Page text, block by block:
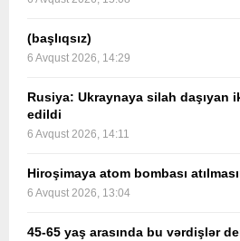
(başlıqsız)
6 Avqust 2026, 14:29
Rusiya: Ukraynaya silah daşıyan
edildi
6 Avqust 2026, 14:11
Hiroşimaya atom bombası
6 Avqust 2026, 13:04
45-65 yaş arasında bu vərdişlər